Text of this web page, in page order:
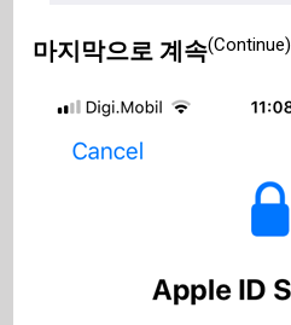
마지막으로 계속(Continue)